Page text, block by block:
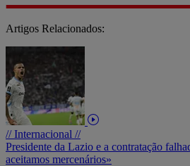
Artigos Relacionados:
// Internacional //
Presidente da Lazio e a contratação
aceitamos mercenários»